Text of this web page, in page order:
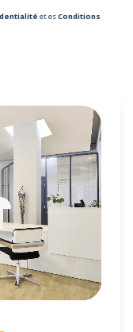
et esConditions